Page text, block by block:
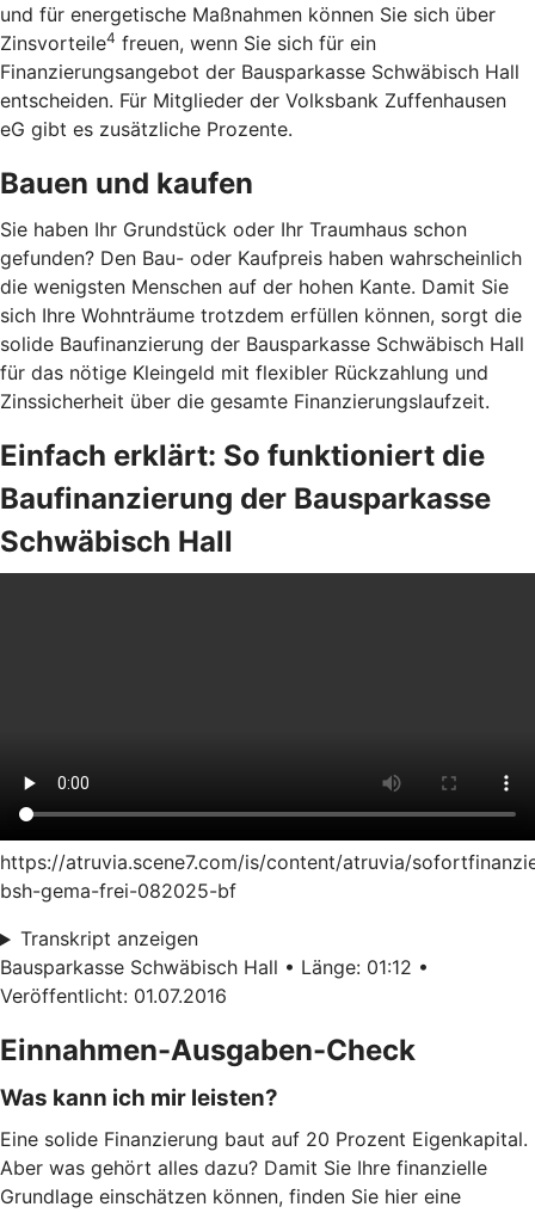
und für energetische Maßnahmen können Sie sich über
Zinsvorteile4 freuen, wenn Sie sich für ein
Finanzierungsangebot der Bausparkasse Schwäbisch Hall
entscheiden. Für Mitglieder der Volksbank Zuffenhausen
eG gibt es zusätzliche Prozente.
Bauen und kaufen
Sie haben Ihr Grundstück oder Ihr Traumhaus schon
gefunden? Den Bau- oder Kaufpreis haben wahrscheinlich
die wenigsten Menschen auf der hohen Kante. Damit Sie
sich Ihre Wohnträume trotzdem erfüllen können, sorgt die
solide Baufinanzierung der Bausparkasse Schwäbisch Hall
für das nötige Kleingeld mit flexibler Rückzahlung und
Zinssicherheit über die gesamte Finanzierungslaufzeit.
Einfach erklärt: So funktioniert die
Baufinanzierung der Bausparkasse
Schwäbisch Hall
https://atruvia.scene7.com/is/content/atruvia/
bsh-gema-frei-082025-bf
Transkript anzeigen
Bausparkasse Schwäbisch Hall • Länge: 01:12 •
Veröffentlicht: 01.07.2016
Einnahmen-Ausgaben-Check
Was kann ich mir leisten?
Eine solide Finanzierung baut auf 20 Prozent Eigenkapital.
Aber was gehört alles dazu? Damit Sie Ihre finanzielle
Grundlage einschätzen können, finden Sie hier eine